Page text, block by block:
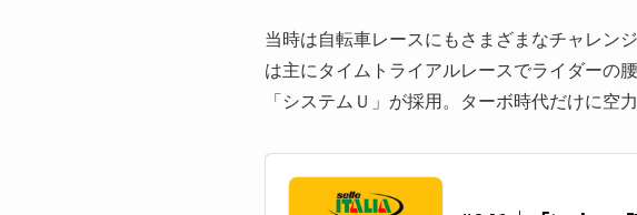
当時は自転車レースにもさまざまなチャレン
は主にタイムトライアルレースでライダーの
「システムＵ」が採用。ターボ時代だけに